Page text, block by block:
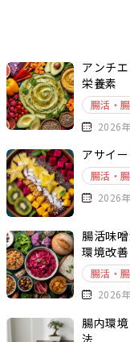
アンチ
栄養素
腸活・
2026
アサイ
腸活・
2026
腸活味
環境改善
腸活・
2026
腸内環
法